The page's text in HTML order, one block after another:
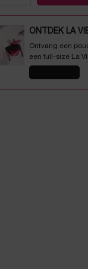
ONTDEK LA
Ontvang een
een full-size La